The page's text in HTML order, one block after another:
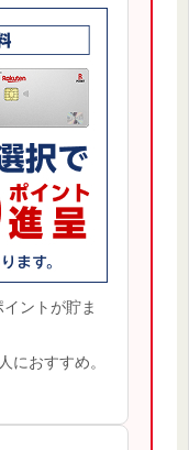
ントが貯ま
におすすめ。